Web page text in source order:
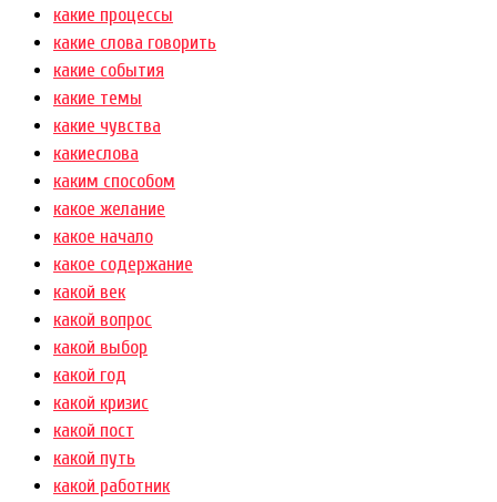
какие процессы
какие слова говорить
какие события
какие темы
какие чувства
какиеслова
каким способом
какое желание
какое начало
какое содержание
какой век
какой вопрос
какой выбор
какой год
какой кризис
какой пост
какой путь
какой работник